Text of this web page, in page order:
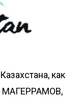
как
МАГЕРРАМОВ,